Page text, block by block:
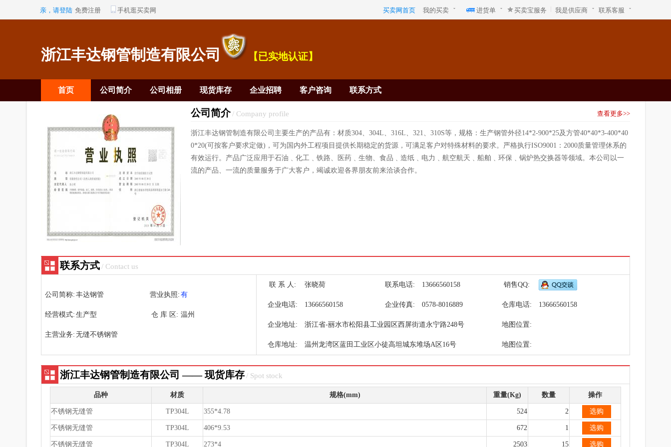
亲，请登陆 免费注册 手机逛买卖网 联系客服
我是供应商
买卖宝服务
进货单
我的买卖
买卖网首页
浙江丰达钢管制造有限公司 【已实地认证】
首页 公司简介 公司相册 现货库存 企业招聘 客户咨询 联系方式
公司简介/ Company profile 查看更多>>
浙江丰达钢管制造有限公司主要生产的产品有：材质304、304L、316L、321、310S等，规格：生产钢管外径14*2-900*25及方管40*40*3-400*40
0*20(可按客户要求定做)，可为国内外工程项目提供长期稳定的货源，可满足客户对特殊材料的要求。严格执行ISO9001：2000质量管理休系的
有效运行。产品广泛应用于石油﹑化工﹑铁路、医药﹑生物、食品﹑造纸﹑电力﹑航空航天﹑船舶﹑环保﹑锅炉热交换器等领域。本公司以一
流的产品、一流的质量服务于广大客户，竭诚欢迎各界朋友前来洽谈合作。
联系方式/ Contact us
公司简称: 丰达钢管 营业执照: 有
经营模式: 生产型 仓 库 区: 温州
主营业务: 无缝不锈钢管
联 系 人: 张晓荷 联系电话: 13666560158 销售QQ:
企业电话: 13666560158 企业传真: 0578-8016889 仓库电话: 13666560158
企业地址: 浙江省-丽水市松阳县工业园区西屏街道永宁路248号 地图位置:
仓库地址: 温州龙湾区蓝田工业区小徒高坦城东堆场A区16号 地图位置:
浙江丰达钢管制造有限公司 —— 现货库存/ Spot stock
品种 材质 规格(mm) 重量(Kg) 数量 操作
不锈钢无缝管 TP304L 355*4.78 524 2 选购
不锈钢无缝管 TP304L 406*9.53 672 1 选购
不锈钢无缝管 TP304L 273*4 2503 15 选购